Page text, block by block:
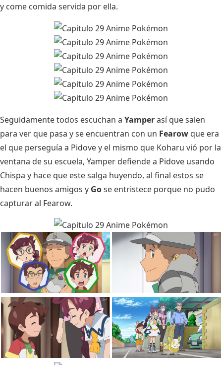
y come comida servida por ella.
Seguidamente todos escuchan a Yamperasí que salen
para ver que pasa y se encuentran con un Fearow que era
el que perseguía a Pidove y el mismo que Koharu vió por la
ventana de su escuela, Yamper defiende a Pidove usando
Chispa y hace que este salga huyendo, al final estos se
hacen buenos amigos y Gose entristece porque no pudo
capturar al Fearow.